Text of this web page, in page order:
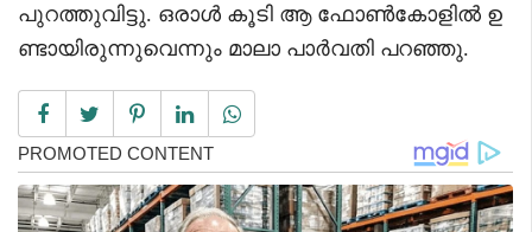
പുറത്തുവിട്ടു. ഒരാൾ കൂടി ആ ഫോൺകോളിൽ ഉ
ണ്ടായിരുന്നുവെന്നും മാലാ പാർവതി പറഞ്ഞു.